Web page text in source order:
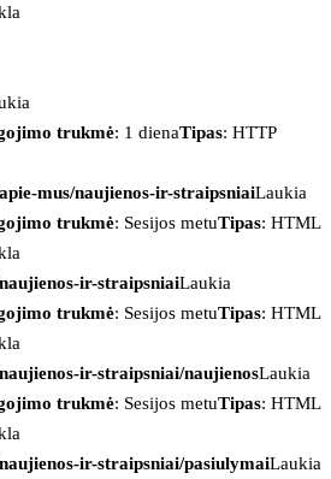
trukmė: 1 dienaTipas: HTTP
mus/naujienos-ir-straipsniaiLaukia
trukmė: Sesijos metuTipas: HTML
ir-straipsniaiLaukia
trukmė: Sesijos metuTipas: HTML
ir-straipsniai/naujienosLaukia
trukmė: Sesijos metuTipas: HTML
ir-straipsniai/pasiulymaiLaukia